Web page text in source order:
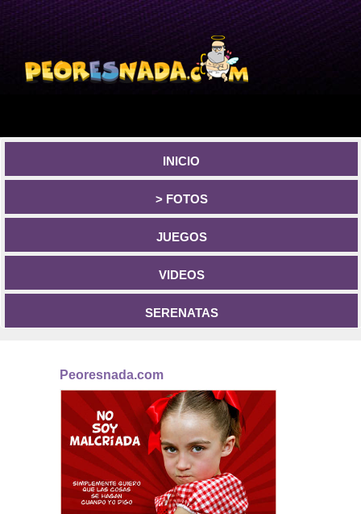
INICIO
> FOTOS
JUEGOS
VIDEOS
SERENATAS
Peoresnada.com